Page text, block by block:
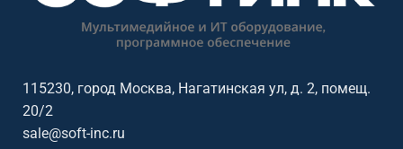
115230, город Москва, Нагатинская ул, д. 2, помещ.
20/2
sale@soft-inc.ru